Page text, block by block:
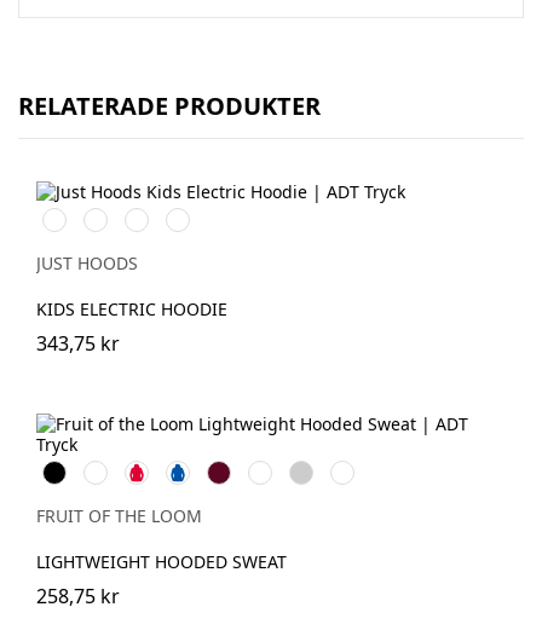
RELATERADE PRODUKTER
Electric
Green
Electric
Orange
Electric
Pink
Electric
Yellow
JUST HOODS
KIDS ELECTRIC HOODIE
343,75 kr
BlackWhiteRed
Royal
Blue
Burgundy
Bottle
Green
Heather
Grey
Deep
Navy
FRUIT OF THE LOOM
LIGHTWEIGHT HOODED SWEAT
258,75 kr